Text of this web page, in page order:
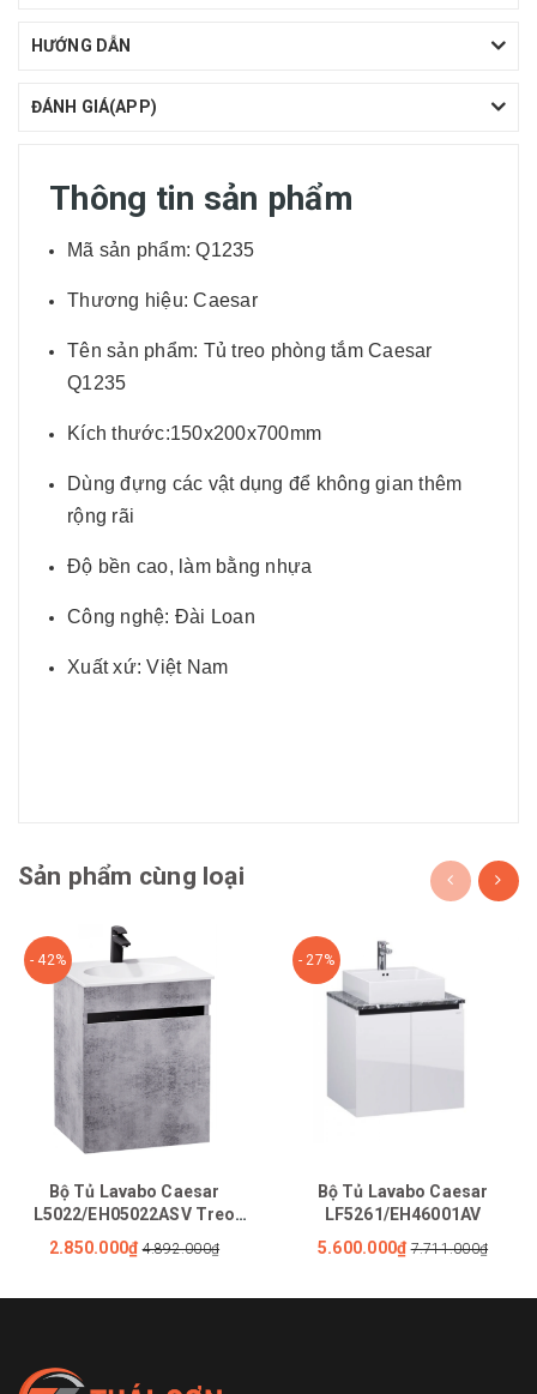
HƯỚNG DẪN
ĐÁNH GIÁ(APP)
Thông tin sản phẩm
Mã sản phẩm: Q1235
Thương hiệu: Caesar
Tên sản phẩm: Tủ treo phòng tắm Caesar
Q1235
Kích thước:150x200x700mm
Dùng đựng các vật dụng để không gian thêm
rộng rãi
Độ bền cao, làm bằng nhựa
Công nghệ: Đài Loan
Xuất xứ: Việt Nam
Sản phẩm cùng loại
- 42%
Bộ Tủ Lavabo Caesar
L5022/EH05022ASV Treo
Tường
2.850.000₫ 4.892.000₫
- 27%
Bộ Tủ Lavabo Caesar
LF5261/EH46001AV
5.600.000₫ 7.711.000₫